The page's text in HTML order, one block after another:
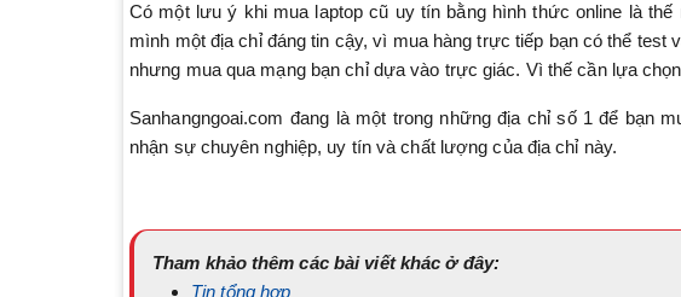
Có một lưu ý khi mua laptop cũ uy tín bằng hình thức online là
mình một địa chỉ đáng tin cậy, vì mua hàng trực tiếp bạn có thể
nhưng mua qua mạng bạn chỉ dựa vào trực giác. Vì thế cần lựa
Sanhangngoai.com đang là một trong những địa chỉ số 1 để bạn
nhận sự chuyên nghiệp, uy tín và chất lượng của địa chỉ này.
Tham khảo thêm các bài viết khác ở đây:
Tin tổng hợp